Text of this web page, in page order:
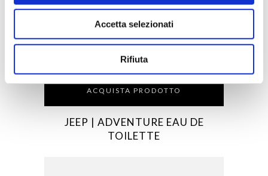
Accetta selezionati
Rifiuta
ACQUISTA PRODOTTO
JEEP | ADVENTURE EAU DE
TOILETTE